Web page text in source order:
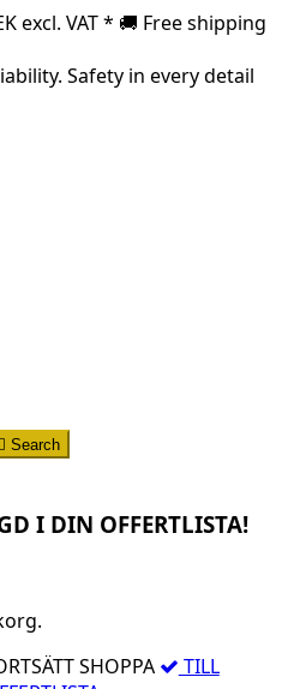
excl. VAT * 🚚 Free shipping
Safety in every detail
 Search
I DIN OFFERTLISTA!
SHOPPA
TILL